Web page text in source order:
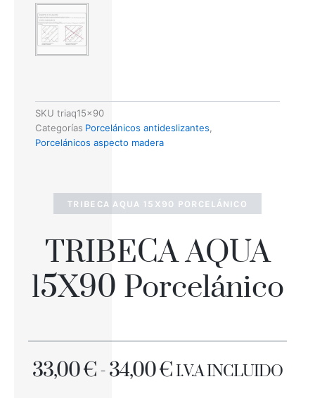
SKU triaq15x90
Categorías Porcelánicos antideslizantes
Porcelánicos aspecto madera
TRIBECA AQUA 15X90 PORCELÁNICO
TRIBECA AQUA
15X90 Porcelánico
33,00€-34,00€RANGO
I.V.A INCLUIDO